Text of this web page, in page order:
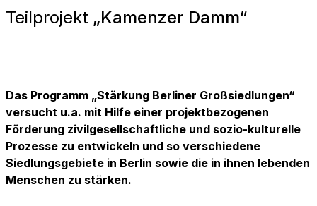
Teilprojekt „Kamenzer Damm“
Das Programm „Stärkung Berliner Großsiedlungen“
versucht u.a. mit Hilfe einer projektbezogenen
Förderung zivilgesellschaftliche und sozio-kulturelle
Prozesse zu entwickeln und so verschiedene
Siedlungsgebiete in Berlin sowie die in ihnen lebenden
Menschen zu stärken.